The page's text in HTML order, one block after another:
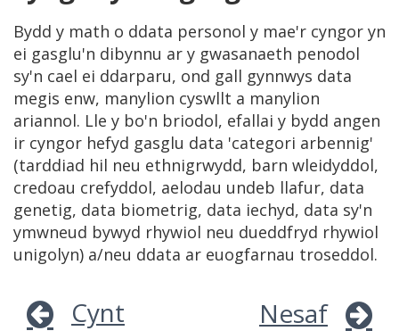
Bydd y math o ddata personol y mae'r cyngor yn
ei gasglu'n dibynnu ar y gwasanaeth penodol
sy'n cael ei ddarparu, ond gall gynnwys data
megis enw, manylion cyswllt a manylion
ariannol. Lle y bo'n briodol, efallai y bydd angen
ir cyngor hefyd gasglu data 'categori arbennig'
(tarddiad hil neu ethnigrwydd, barn wleidyddol,
credoau crefyddol, aelodau undeb llafur, data
genetig, data biometrig, data iechyd, data sy'n
ymwneud bywyd rhywiol neu dueddfryd rhywiol
unigolyn) a/neu ddata ar euogfarnau troseddol.
Cynt Nesaf